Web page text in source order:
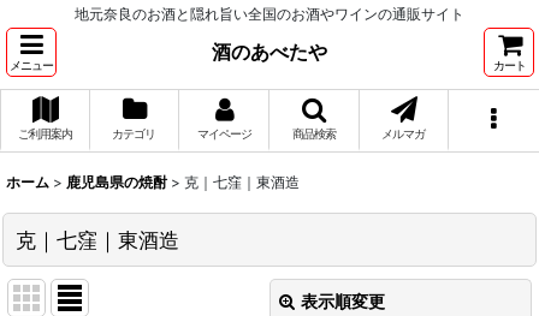
地元奈良のお酒と隠れ旨い全国のお酒やワインの通販サイト
メニュー
酒のあべたや
カート
ご利用案内 カテゴリ マイページ 商品検索 メルマガ
ホーム > 鹿児島県の焼酎 > 克｜七窪｜東酒造
克｜七窪｜東酒造
表示順変更